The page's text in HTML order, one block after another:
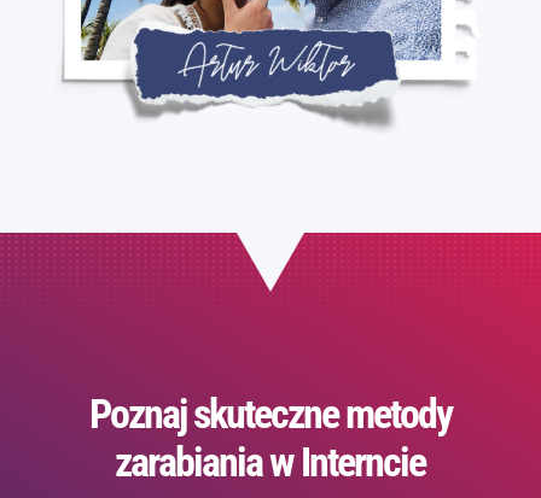
Poznaj skuteczne metody
zarabiania w Interncie